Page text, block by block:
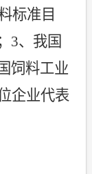
标准目
3、我国
饲料工业
企业代表